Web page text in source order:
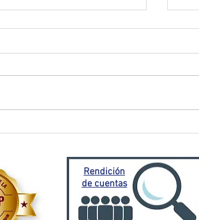
Rendición
de cuentas